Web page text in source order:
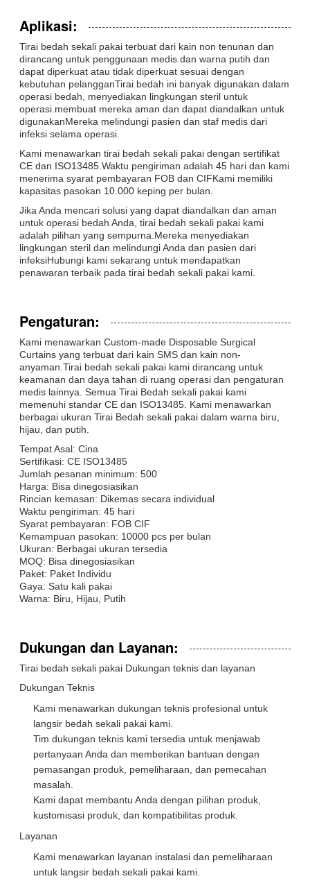
Aplikasi:
Tirai bedah sekali pakai terbuat dari kain non tenunan dan
dirancang untuk penggunaan medis.dan warna putih dan
dapat diperkuat atau tidak diperkuat sesuai dengan
kebutuhan pelangganTirai bedah ini banyak digunakan dalam
operasi bedah, menyediakan lingkungan steril untuk
operasi.membuat mereka aman dan dapat diandalkan untuk
digunakanMereka melindungi pasien dan staf medis dari
infeksi selama operasi.
Kami menawarkan tirai bedah sekali pakai dengan sertifikat
CE dan ISO13485.Waktu pengiriman adalah 45 hari dan kami
menerima syarat pembayaran FOB dan CIFKami memiliki
kapasitas pasokan 10.000 keping per bulan.
Jika Anda mencari solusi yang dapat diandalkan dan aman
untuk operasi bedah Anda, tirai bedah sekali pakai kami
adalah pilihan yang sempurna.Mereka menyediakan
lingkungan steril dan melindungi Anda dan pasien dari
infeksiHubungi kami sekarang untuk mendapatkan
penawaran terbaik pada tirai bedah sekali pakai kami.
Pengaturan:
Kami menawarkan Custom-made Disposable Surgical
Curtains yang terbuat dari kain SMS dan kain non-
anyaman.Tirai bedah sekali pakai kami dirancang untuk
keamanan dan daya tahan di ruang operasi dan pengaturan
medis lainnya. Semua Tirai Bedah sekali pakai kami
memenuhi standar CE dan ISO13485. Kami menawarkan
berbagai ukuran Tirai Bedah sekali pakai dalam warna biru,
hijau, dan putih.
Tempat Asal: Cina
Sertifikasi: CE ISO13485
Jumlah pesanan minimum: 500
Harga: Bisa dinegosiasikan
Rincian kemasan: Dikemas secara individual
Waktu pengiriman: 45 hari
Syarat pembayaran: FOB CIF
Kemampuan pasokan: 10000 pcs per bulan
Ukuran: Berbagai ukuran tersedia
MOQ: Bisa dinegosiasikan
Paket: Paket Individu
Gaya: Satu kali pakai
Warna: Biru, Hijau, Putih
Dukungan dan Layanan:
Tirai bedah sekali pakai Dukungan teknis dan layanan
Dukungan Teknis
Kami menawarkan dukungan teknis profesional untuk
langsir bedah sekali pakai kami.
Tim dukungan teknis kami tersedia untuk menjawab
pertanyaan Anda dan memberikan bantuan dengan
pemasangan produk, pemeliharaan, dan pemecahan
masalah.
Kami dapat membantu Anda dengan pilihan produk,
kustomisasi produk, dan kompatibilitas produk.
Layanan
Kami menawarkan layanan instalasi dan pemeliharaan
untuk langsir bedah sekali pakai kami.